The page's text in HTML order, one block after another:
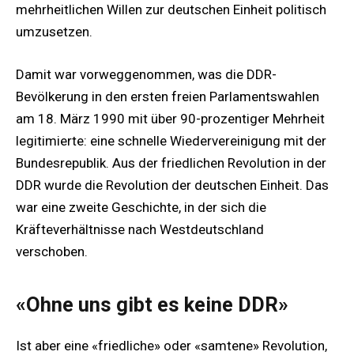
mehrheitlichen Willen zur deutschen Einheit politisch
umzusetzen.
Damit war vorweggenommen, was die DDR-
Bevölkerung in den ersten freien Parlamentswahlen
am 18. März 1990 mit über 90-prozentiger Mehrheit
legitimierte: eine schnelle Wiedervereinigung mit der
Bundesrepublik. Aus der friedlichen Revolution in der
DDR wurde die Revolution der deutschen Einheit. Das
war eine zweite Geschichte, in der sich die
Kräfteverhältnisse nach Westdeutschland
verschoben.
«Ohne uns gibt es keine DDR»
Ist aber eine «friedliche» oder «samtene» Revolution,